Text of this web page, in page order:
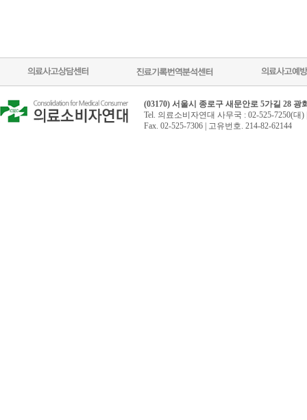
(03170) 서울시 종로구 새문안로 5가길 28 광
Tel. 의료소비자연대 사무국 : 02-525-7250(대
Fax. 02-525-7306 | 고유번호. 214-82-62144